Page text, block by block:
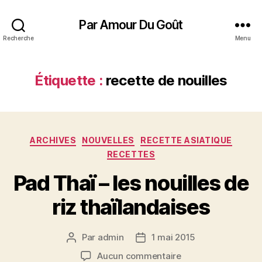
Recherche
Par Amour Du Goût
Menu
Étiquette : recette de nouilles
Catégories
ARCHIVES NOUVELLES
RECETTE ASIATIQUE
RECETTES
Pad Thaï – les nouilles de
riz thaïlandaises
Auteur
de
Par admin
Date1 mai 2015
Aucun commentairesur